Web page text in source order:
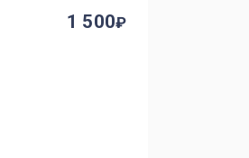
1 500